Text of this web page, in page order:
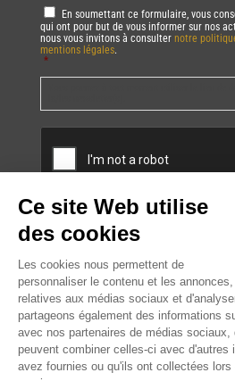
RGPD *
En soumettant ce formulaire, vous
qui ont pour but de vous informer sur nos
nous vous invitons à consulter notre
mentions légales.
*